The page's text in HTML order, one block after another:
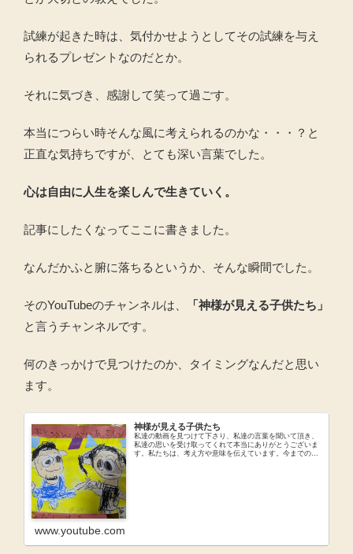
試練が起きた時は、気付かせようとしてその試練を与え
られるプレゼントなのだとか。
それに気づき、感謝して笑って過ごす。
本当につらい時そんな風に考えられるのかな・・・？と
正直な気持ちですが、とても深い言葉でした。
心は自由に人生を楽しんで生きていく。
記事にしたくなってここに書きました。
なんだかふと腑に落ちるというか、そんな瞬間でした。
そのYouTubeのチャンネルは、
「神様が見える子供たち」
と言うチャンネルです。
何のきっかけで見つけたのか、タイミングなんだと思い
ます。
神様が見える子供たち
私達の動画を見つけて下さり、私達の言葉を聞いて頂き、
私達の思いを受け取ってくれて本当にありがとうございま
す。私たちは、考え方や意味を伝えています。今までの考
www.youtube.com